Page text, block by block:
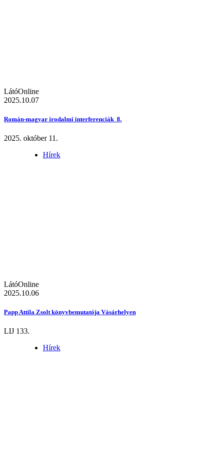
LátóOnline
2025.10.07
Román-magyar irodalmi interferenciák 8.
2025. október 11.
Hírek
LátóOnline
2025.10.06
Papp Attila Zsolt könyvbemutatója Vásárhelyen
LIJ 133.
Hírek